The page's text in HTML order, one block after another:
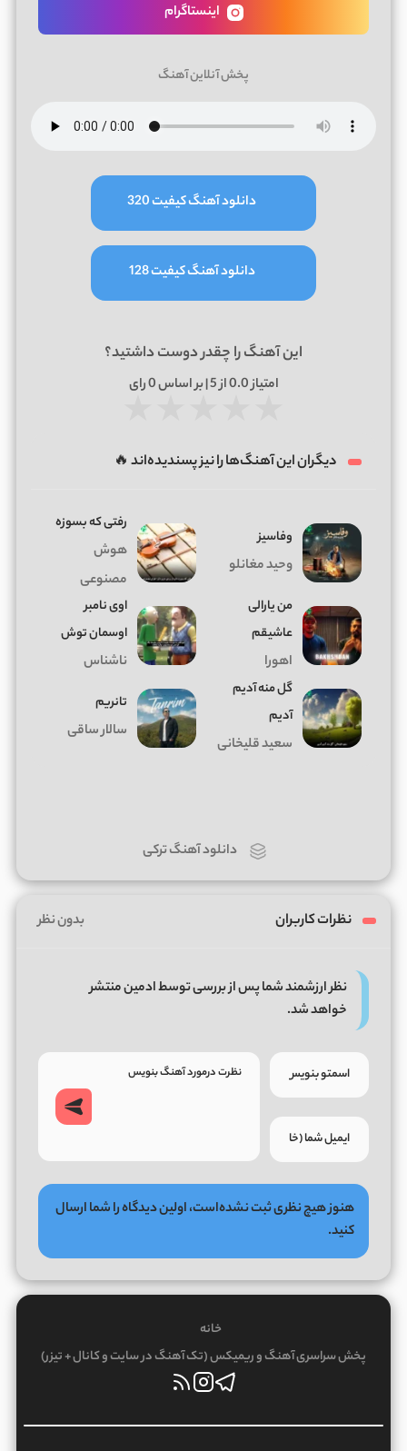
اینستاگرام
پخش آنلاین آهنگ
دانلود آهنگ کیفیت 320
دانلود آهنگ کیفیت 128
این آهنگ را چقدر دوست داشتید؟
امتیاز0.0از 5 | بر اساس 0رای
دیگران این آهنگ‌ها را نیز پسندیده‌اند 🔥
وفاسیز
وحید مغانلو
رفتی که بسوزه
هوش
مصنوعی
من یارالی
عاشیقم
اهورا
اوی نامبر
اوسمان توش
ناشناس
گل منه آدیم
آدیم
سعید قلیخانی
تانریم
سالار ساقی
دانلود آهنگ ترکی
نظرات کاربران بدون نظر
نظر ارزشمند شما پس از بررسی توسط ادمین منتشر
خواهد شد.
هنوز هیچ نظری ثبت نشده‌است، اولین دیدگاه را شما ارسال
کنید.
خانه
پخش سراسری آهنگ و ریمیکس (تک آهنگ در سایت و کانال + تیزر)